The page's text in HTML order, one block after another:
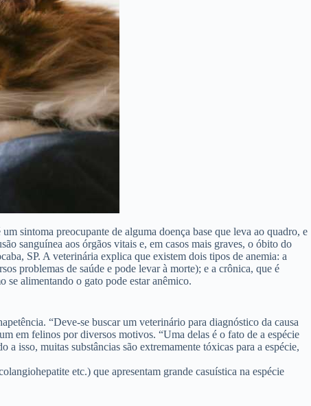
sintoma preocupante de alguma doença base que leva ao quadro, e
sanguínea aos órgãos vitais e, em casos mais graves, o óbito do
SP. A veterinária explica que existem dois tipos de anemia: a
problemas de saúde e pode levar à morte); e a crônica, que é
se alimentando o gato pode estar anêmico.
“Deve-se buscar um veterinário para diagnóstico da causa
em felinos por diversos motivos. “Uma delas é o fato de a espécie
isso, muitas substâncias são extremamente tóxicas para a espécie,
etc.) que apresentam grande casuística na espécie